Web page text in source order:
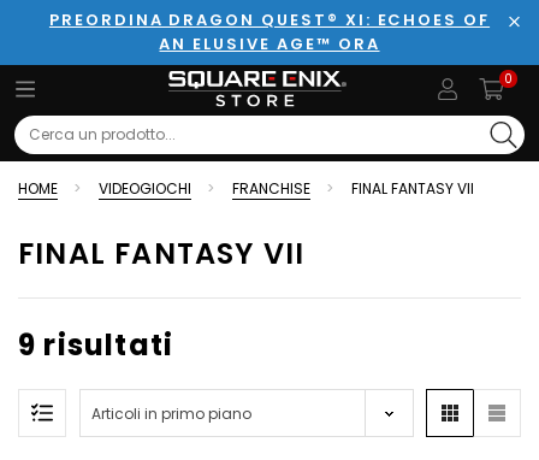
PREORDINA DRAGON QUEST® XI: ECHOES OF
AN ELUSIVE AGE™ ORA
0
Search
HOME VIDEOGIOCHI FRANCHISE FINAL FANTASY VII
FINAL FANTASY VII
9 risultati